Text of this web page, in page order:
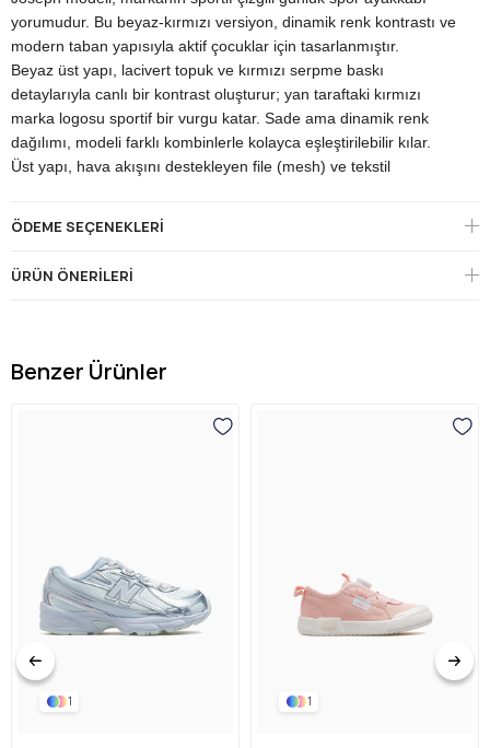
yorumudur. Bu beyaz-kırmızı versiyon, dinamik renk kontrastı ve
modern taban yapısıyla aktif çocuklar için tasarlanmıştır.
Beyaz üst yapı, lacivert topuk ve kırmızı serpme baskı
detaylarıyla canlı bir kontrast oluşturur; yan taraftaki kırmızı
marka logosu sportif bir vurgu katar. Sade ama dinamik renk
dağılımı, modeli farklı kombinlerle kolayca eşleştirilebilir kılar.
Üst yapı, hava akışını destekleyen file (mesh) ve tekstil
araya gelir. Bu hafif yapı, çocuğun ayağının gün boyu nefes
almasına yardımcı olur.
elastik (bağlanması gerekmeyen) bağcık sayesinde çocuk
kırmızı kalın taban, hafifliği korurken hareketli oyun anlarında
darbe sönümleme ve dengeli bir zemin sağlar.
Joseph BUCK3084; okul, park ve gündelik kullanımda çocukların
ÖDEME SEÇENEKLERI
ÜRÜN ÖNERILERI
Benzer Ürünler
1 1